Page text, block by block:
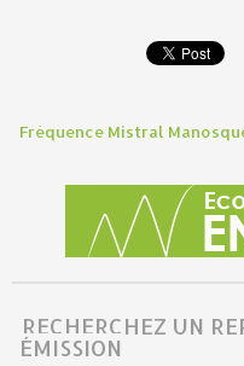
Fréquence Mistral
RECHERCHEZ UN
ÉMISSION